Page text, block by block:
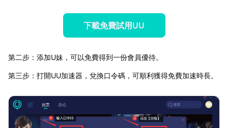
下載免費試用UU
第二步：添加U妹，可以免費得到一份會員優待。
第三步：打開UU加速器，兌換口令碼，可順利獲得免費加速時長。